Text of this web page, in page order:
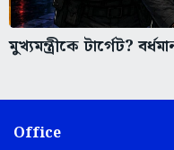
মুখ্যমন্ত্রীকে টার্গেট?
Office